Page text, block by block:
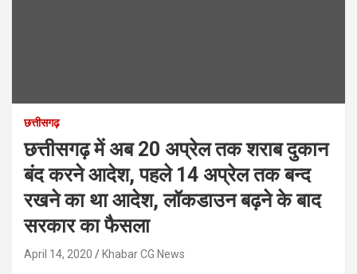
छत्तीसगढ़
छत्तीसगढ़ में अब 20 अप्रेल तक शराब दुकान
बंद करने आदेश, पहले 14 अप्रेल तक बन्द
रखने का था आदेश, लॉकडाउन बढ़ने के बाद
सरकार का फैसला
April 14, 2020 Khabar CG News